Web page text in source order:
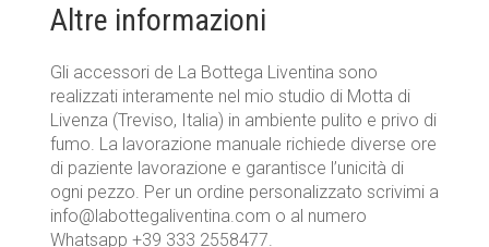
Altre informazioni
Gli accessori de La Bottega Liventina sono
realizzati interamente nel mio studio di Motta di
Livenza (Treviso, Italia) in ambiente pulito e privo di
fumo. La lavorazione manuale richiede diverse ore
di paziente lavorazione e garantisce l’unicità di
ogni pezzo. Per un ordine personalizzato scrivimi a
info@labottegaliventina.com o al numero
Whatsapp +39 333 2558477.